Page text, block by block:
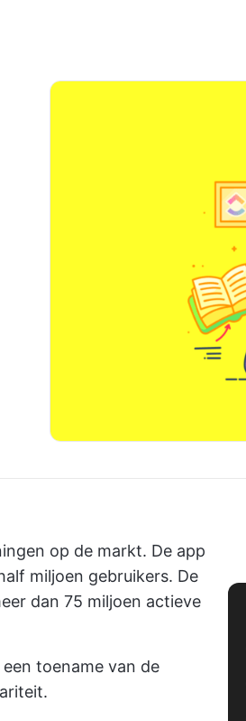
op de markt. De app
miljoen gebruikers. De
dan 75 miljoen actieve
toename van de